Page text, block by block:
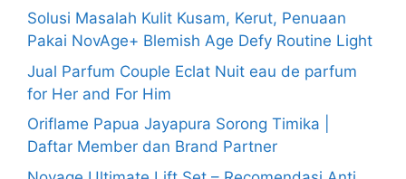
Solusi Masalah Kulit Kusam, Kerut, Penuaan
Pakai NovAge+ Blemish Age Defy Routine Light
Jual Parfum Couple Eclat Nuit eau de parfum
for Her and For Him
Oriflame Papua Jayapura Sorong Timika |
Daftar Member dan Brand Partner